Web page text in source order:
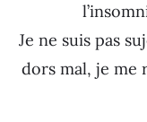
Je ne suis pas
dors mal, je me